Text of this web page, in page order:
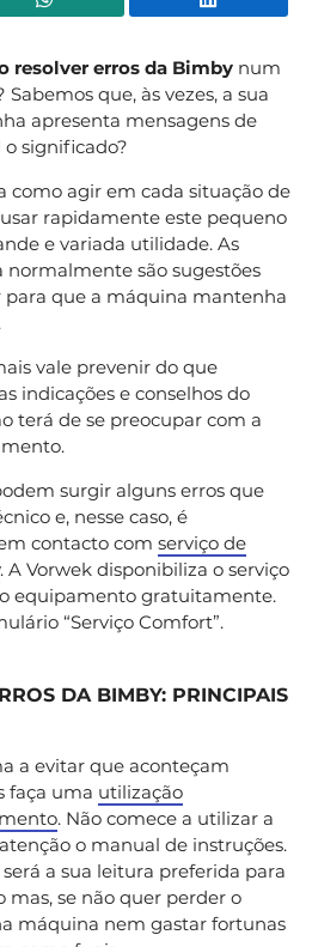
resolver erros da Bimby num
que, às vezes, a sua
apresenta mensagens de
o significado?
como agir em cada situação de
rapidamente este pequeno
e variada utilidade. As
normalmente são sugestões
para que a máquina mantenha
vale prevenir do que
indicações e conselhos do
terá de se preocupar com a
surgir alguns erros que
e, nesse caso, é
contacto com serviço de
. A Vorwek disponibiliza o serviço
equipamento gratuitamente.
“Serviço Comfort”.
DA BIMBY: PRINCIPAIS
a evitar que aconteçam
faça uma utilização
. Não comece a utilizar a
o manual de instruções.
a sua leitura preferida para
se não quer perder o
máquina nem gastar fortunas